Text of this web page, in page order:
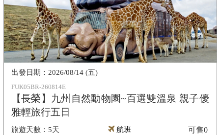
FUK05BR-260814E
【長榮】九州自然動物園~百選雙溫泉 親子優
雅輕旅行五日
5天
2026/08/14 (五)
航班 可售0